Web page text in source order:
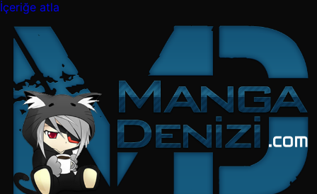
İçeriğe atla